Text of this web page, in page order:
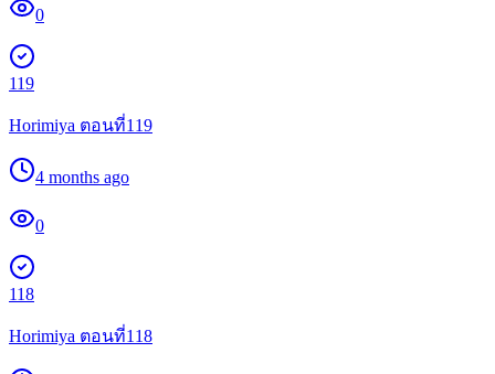
0
119
Horimiya ตอนที่119
4 months ago
0
118
Horimiya ตอนที่118